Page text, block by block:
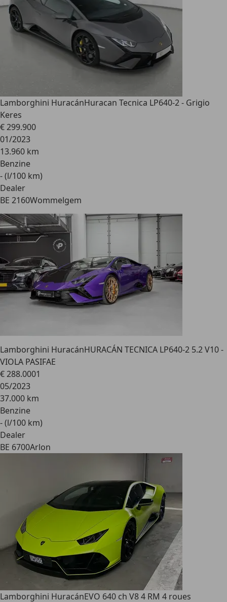
Lamborghini HuracánHuracan Tecnica LP640-2 - Grigio
Keres
€ 299.900
01/2023
13.960 km
Benzine
- (l/100 km)
Dealer
BE 2160Wommelgem
Lamborghini HuracánHURACÁN TECNICA LP640-2 5.2 V10 -
VIOLA PASIFAE
€ 288.0001
05/2023
37.000 km
Benzine
- (l/100 km)
Dealer
BE 6700Arlon
Lamborghini HuracánEVO 640 ch V8 4 RM 4 roues